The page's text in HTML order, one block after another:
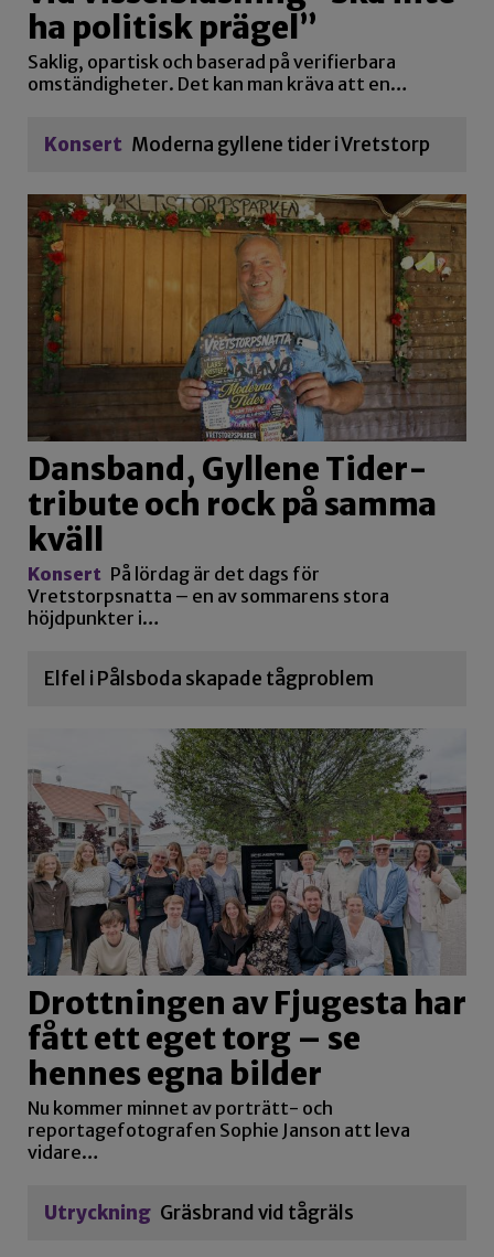
ha politisk prägel”
Saklig, opartisk och baserad på verifierbara
omständigheter. Det kan man kräva att en…
Konsert Moderna gyllene tider i Vretstorp
Dansband, Gyllene Tider-
tribute och rock på samma
kväll
Konsert På lördag är det dags för
Vretstorpsnatta – en av sommarens stora
höjdpunkter i…
Elfel i Pålsboda skapade tågproblem
Drottningen av Fjugesta har
fått ett eget torg – se
hennes egna bilder
Nu kommer minnet av porträtt- och
reportagefotografen Sophie Janson att leva
vidare…
Utryckning Gräsbrand vid tågräls